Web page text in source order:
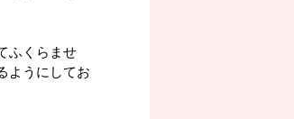
ふくらませ
ようにしてお